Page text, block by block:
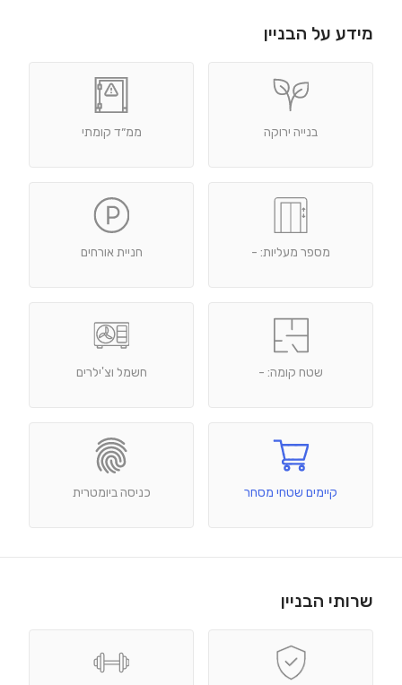
מידע על הבניין
בנייה ירוקה ממ״ד קומתי
מספר מעליות: - חניית אורחים
שטח קומה: - חשמל וצ'ילרים
קיימים שטחי מסחר כניסה ביומטרית
שרותי הבניין